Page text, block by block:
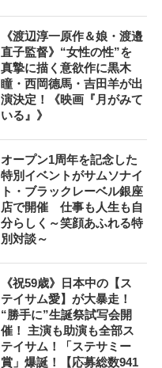
《渡辺淳一原作＆娘・渡邉
直子監督》“女性の性”を
真摯に描く意欲作に黒木
瞳・西岡德馬・吉田羊が出
演決定！《映画『月がみて
いる』》
オープン1周年を記念した
特別イベントがサムソナイ
ト・ブラックレーベル銀座
店で開催 仕事も人生も自
分らしく～笑顔あふれる特
別対談～
《祝59歳》日本中の【ス
テイサム愛】が大暴走！
“勝手に”生誕祭試写会開
催！ 主演も助演も全部ス
テイサム！「ステサミー
賞」爆誕！【応募総数941